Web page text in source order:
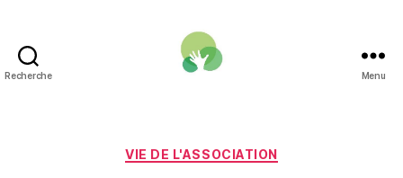
Recherche
pour
Menu
Catégories
VIE DE L'ASSOCIATION